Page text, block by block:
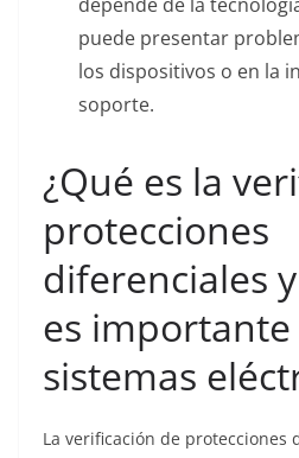
puede presentar
los dispositivos o en la
soporte.
¿Qué es la
protecciones
diferenciales
es importante
sistemas
La verificación de protecciones